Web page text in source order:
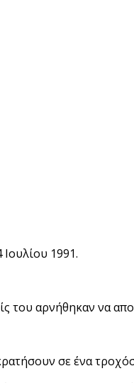
1991.
του αρνήθηκαν να
σε ένα